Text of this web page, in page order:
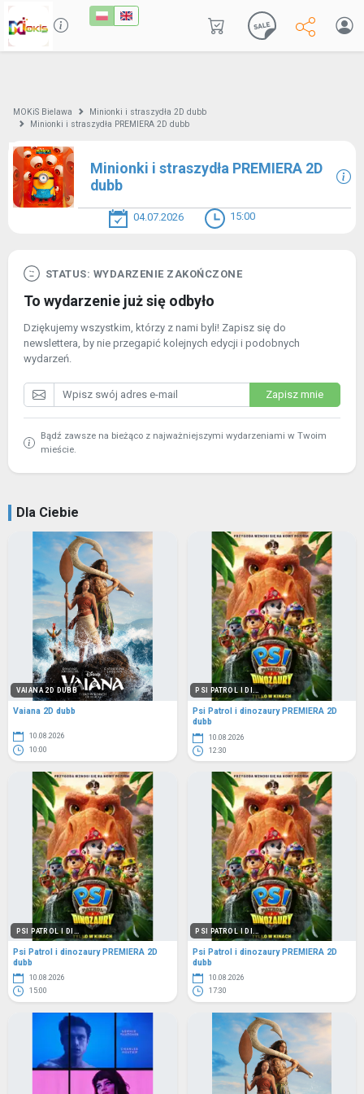
MOKiS Bielawa
Minionki i straszydła 2D dubb
Minionki i straszydła PREMIERA 2D dubb
Minionki i straszydła PREMIERA 2D
dubb
04.07.2026 15:00
STATUS: WYDARZENIE ZAKOŃCZONE
To wydarzenie już się odbyło
Dziękujemy wszystkim, którzy z nami byli! Zapisz się do
newslettera, by nie przegapić kolejnych edycji i podobnych
wydarzeń.
Zapisz mnie
Bądź zawsze na bieżąco z najważniejszymi wydarzeniami w Twoim
mieście.
Dla Ciebie
VAIANA 2D DUBB
Vaiana 2D dubb
10.08.2026
10:00
PSI PATROL I DI...
Psi Patrol i dinozaury PREMIERA 2D
dubb
10.08.2026
12:30
PSI PATROL I DI...
Psi Patrol i dinozaury PREMIERA 2D
dubb
10.08.2026
15:00
PSI PATROL I DI...
Psi Patrol i dinozaury PREMIERA 2D
dubb
10.08.2026
17:30